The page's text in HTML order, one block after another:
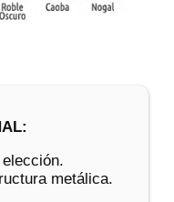
metálica.